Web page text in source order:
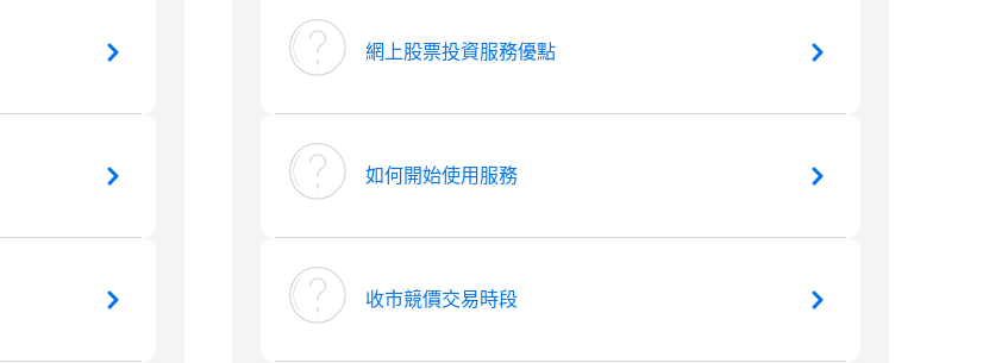
網上股票投資服務優點
如何開始使用服務
收市競價交易時段